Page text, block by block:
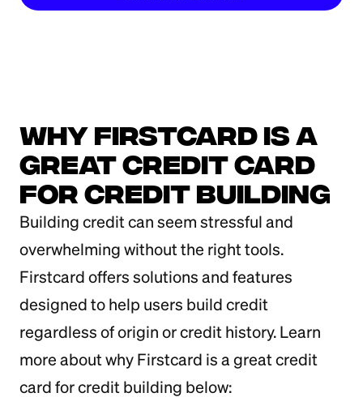
Why Firstcard Is a
Great Credit card
for Credit Building
Building credit can seem stressful and
overwhelming without the right tools.
Firstcard offers solutions and features
designed to help users build credit
regardless of origin or credit history. Learn
more about why Firstcard is a great credit
card for credit building below: